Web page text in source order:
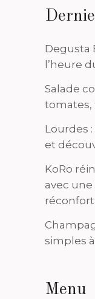
Degusta
l’heure
Salade
tomates,
Lourdes
et
KoRo
avec une
simples
Menu